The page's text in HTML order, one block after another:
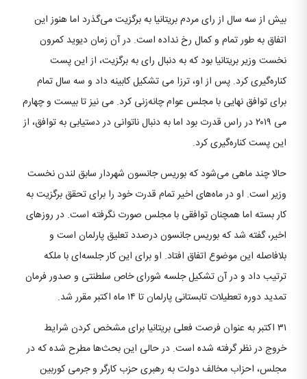
بیش از سه سال از رای مردم بریتانیا به برگزیت می‌گذرد اما هنوز این
اتفاق به طور تمام و کمال رخ نداده است. در آن زمان دیوید کمرون
نخست وزیر بریتانیا بود که به دنبال رای به برگزیت، از این پست
کناره‌گیری کرد. پس از او، ترزا می تشکیل کابینه داد و سه سال تمام
برای توافق نهایی با مجلس عوام چانه‌زنی کرد. می نیز تا بیست و چهارم
می ۲۰۱۹ در راس قدرت بود اما به دنبال ناتوانی در دستیابی به توافق، از
این پست کناره‌گیری کرد.
حالا چند ماهی می‌شود که بوریس جانسون شهردار سابق لندن نخست
وزیر است. او در ماه‌های اخیر تمام قدرت خود را برای تحقق برگزیت به
کار بسته اما همچنان توافقی با مجلس صورت نگرفته است. در روزهای
اخیر، گفته شد که بوریس جانسون درصدد تعلیق پارلمان است و
بلافاصله این موضوع اتفاق افتاد. او برای این کار جلسه‌ای با ملکه
ترتیب داد و در آن تشکیل جلسه شورای خاص سلطنتی و صدور فرمان
تمدید دوره تعطیلات تابستانی پارلمان تا ۱۴ ماه اکتبر مقرر شد.
۳۱ اکتبر به عنوان فرصت فعلی بریتانیا برای مشخص کردن شرایط
خروج در نظر گرفته شده است. در حالی این بحث‌ها مطرح شده که در
مجلس، احزاب مخالف دولت به رهبری حزب کارگر و جرمی کوربین